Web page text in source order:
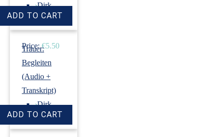
›Dirk
Revenstorf
Price: €5.50
Trauer:
Begleiten
(Audio +
Transkript)
›Dirk
Revenstorf